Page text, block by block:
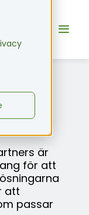
är
för att
att
passar